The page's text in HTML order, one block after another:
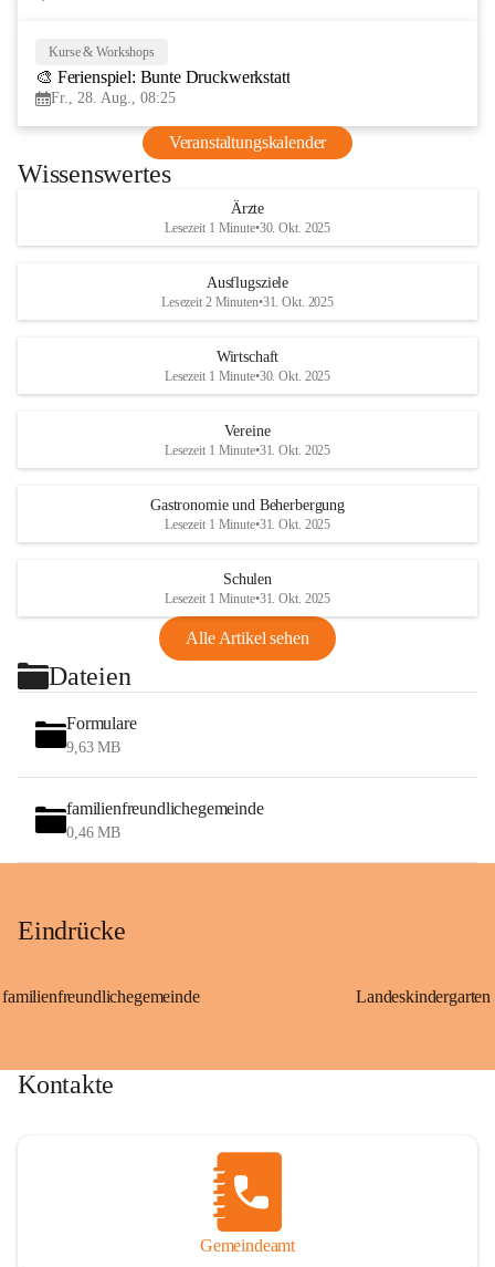
Kurse & Workshops
🎨 Ferienspiel: Bunte Druckwerkstatt
Fr., 28. Aug., 08:25
Veranstaltungskalender
Wissenswertes
Ärzte
Lesezeit 1 Minute•30. Okt. 2025
Ausflugsziele
Lesezeit 2 Minuten•31. Okt. 2025
Wirtschaft
Lesezeit 1 Minute•30. Okt. 2025
Vereine
Lesezeit 1 Minute•31. Okt. 2025
Gastronomie und Beherbergung
Lesezeit 1 Minute•31. Okt. 2025
Schulen
Lesezeit 1 Minute•31. Okt. 2025
Alle Artikel sehen
Dateien
Formulare
9,63 MB
familienfreundlichegemeinde
0,46 MB
Eindrücke
familienfreundlichegemeinde
Kontakte
Gemeindeamt